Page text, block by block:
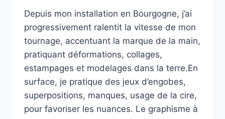
Depuis mon installation en Bourgogne, j’ai
progressivement ralentit la vitesse de mon
tournage, accentuant la marque de la main,
pratiquant déformations, collages,
estampages et modelages dans la terre.En
surface, je pratique des jeux d’engobes,
superpositions, manques, usage de la cire,
pour favoriser les nuances. Le graphisme à